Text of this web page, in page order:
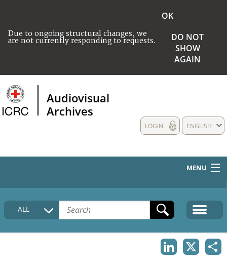
Due to ongoing structural changes, we
are not currently responding to requests.
OK
DO NOT
SHOW
AGAIN
Audiovisual
Archives
ENGLISH
LOGIN
MENU
HOME
COLLECTIONS DESCRIPTION
ALL